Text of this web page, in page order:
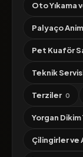
Oto Yıkama
Palyaço
Pet Kuaför
Teknik
Terziler 0
Yorgan
Çilingirler ve